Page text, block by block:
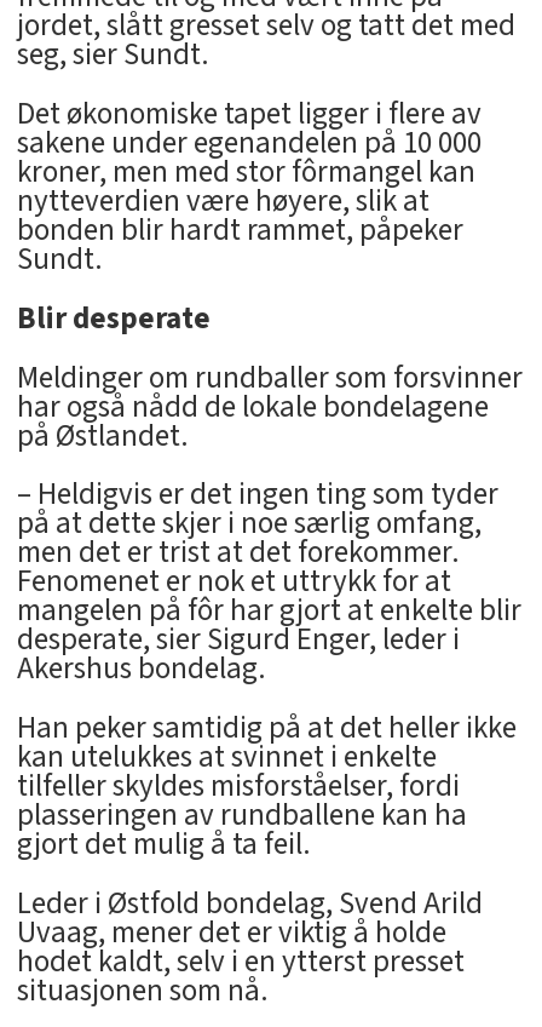
jordet, slått gresset selv og tatt det med
seg, sier Sundt.
Det økonomiske tapet ligger i flere av
sakene under egenandelen på 10 000
kroner, men med stor fôrmangel kan
nytteverdien være høyere, slik at
bonden blir hardt rammet, påpeker
Sundt.
Blir desperate
Meldinger om rundballer som forsvinner
har også nådd de lokale bondelagene
på Østlandet.
– Heldigvis er det ingen ting som tyder
på at dette skjer i noe særlig omfang,
men det er trist at det forekommer.
Fenomenet er nok et uttrykk for at
mangelen på fôr har gjort at enkelte blir
desperate, sier Sigurd Enger, leder i
Akershus bondelag.
Han peker samtidig på at det heller ikke
kan utelukkes at svinnet i enkelte
tilfeller skyldes misforståelser, fordi
plasseringen av rundballene kan ha
gjort det mulig å ta feil.
Leder i Østfold bondelag, Svend Arild
Uvaag, mener det er viktig å holde
hodet kaldt, selv i en ytterst presset
situasjonen som nå.